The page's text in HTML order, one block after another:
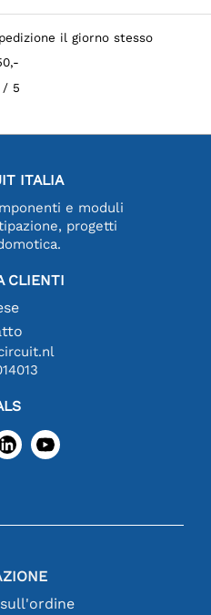
il giorno stesso
/ 5
ITALIA
e moduli
progetti
CLIENTI